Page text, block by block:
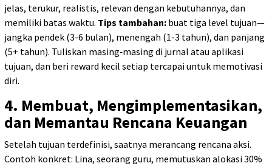
jelas, terukur, realistis, relevan dengan kebutuhannya, dan
memiliki batas waktu. Tips tambahan: buat tiga level tujuan—
jangka pendek (3-6 bulan), menengah (1-3 tahun), dan panjang
(5+ tahun). Tuliskan masing‑masing di jurnal atau aplikasi
tujuan, dan beri reward kecil setiap tercapai untuk memotivasi
diri.
4. Membuat, Mengimplementasikan,
dan Memantau Rencana Keuangan
Setelah tujuan terdefinisi, saatnya merancang rencana aksi.
Contoh konkret: Lina, seorang guru, memutuskan alokasi 30%